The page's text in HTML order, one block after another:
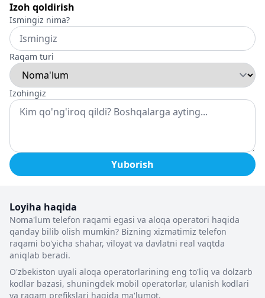
Izoh qoldirish
Ismingiz nima?
Raqam turi
Izohingiz
Yuborish
Loyiha haqida
Noma'lum telefon raqami egasi va aloqa operatori haqida
qanday bilib olish mumkin? Bizning xizmatimiz telefon
raqami bo'yicha shahar, viloyat va davlatni real vaqtda
aniqlab beradi.
O'zbekiston uyali aloqa operatorlarining eng to'liq va dolzarb
kodlar bazasi, shuningdek mobil operatorlar, ulanish kodlari
va raqam prefikslari haqida ma'lumot.